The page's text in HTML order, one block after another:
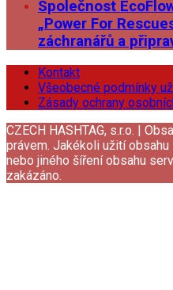
Společnost
„Power For
záchranářů a
Kontakt
Všeobecné podmínky
Zásady ochrany
CZECH HASHTAG, s.r.o. |
právem. Jakékoli užití
nebo jiného šíření obsahu
zakázáno.